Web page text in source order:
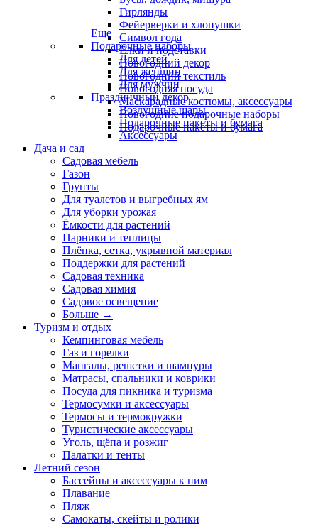
Гирлянды
Фейерверки и хлопушки
Символ года
Ёлки и подставки
Новогодний декор
Новогодний текстиль
Новогодняя посуда
Маскарадные костюмы, аксессуары
Новогодние подарочные наборы
Подарочные пакеты и бумага
Еще
Подарочные наборы
Для детей
Для женщин
Для мужчин
Праздничный декор
Воздушные шары
Подарочные пакеты и бумага
Аксессуары
Дача и сад
Садовая мебель
Газон
Грунты
Для туалетов и выгребных ям
Для уборки урожая
Ёмкости для растений
Парники и теплицы
Плёнка, сетка, укрывной материал
Поддержки для растений
Садовая техника
Садовая химия
Садовое освещение
Больше →
Туризм и отдых
Кемпинговая мебель
Газ и горелки
Мангалы, решетки и шампуры
Матрасы, cпальники и коврики
Посуда для пикника и туризма
Термосумки и аксессуары
Термосы и термокружки
Туристические аксессуары
Уголь, щёпа и розжиг
Палатки и тенты
Летний сезон
Бассейны и аксессуары к ним
Плавание
Пляж
Самокаты, скейты и ролики